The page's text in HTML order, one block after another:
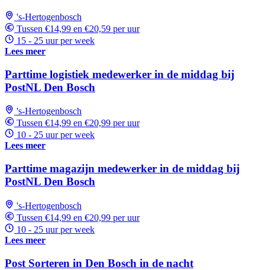
's-Hertogenbosch
Tussen €14,99 en €20,59 per uur
15 - 25 uur per week
Lees meer
Parttime logistiek medewerker in de middag bij
PostNL Den Bosch
's-Hertogenbosch
Tussen €14,99 en €20,99 per uur
10 - 25 uur per week
Lees meer
Parttime magazijn medewerker in de middag bij
PostNL Den Bosch
's-Hertogenbosch
Tussen €14,99 en €20,99 per uur
10 - 25 uur per week
Lees meer
Post Sorteren in Den Bosch in de nacht